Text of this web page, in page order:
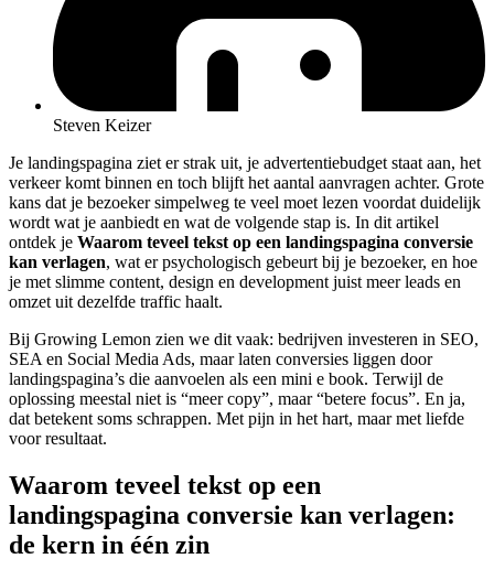
Steven Keizer
Je landingspagina ziet er strak uit, je advertentiebudget staat aan, het
verkeer komt binnen en toch blijft het aantal aanvragen achter. Grote
kans dat je bezoeker simpelweg te veel moet lezen voordat duidelijk
wordt wat je aanbiedt en wat de volgende stap is. In dit artikel
ontdek je Waarom teveel tekst op een landingspagina conversie
kan verlagen, wat er psychologisch gebeurt bij je bezoeker, en hoe
je met slimme content, design en development juist meer leads en
omzet uit dezelfde traffic haalt.
Bij Growing Lemon zien we dit vaak: bedrijven investeren in SEO,
SEA en Social Media Ads, maar laten conversies liggen door
landingspagina’s die aanvoelen als een mini e book. Terwijl de
oplossing meestal niet is “meer copy”, maar “betere focus”. En ja,
dat betekent soms schrappen. Met pijn in het hart, maar met liefde
voor resultaat.
Waarom teveel tekst op een
landingspagina conversie kan verlagen:
de kern in één zin